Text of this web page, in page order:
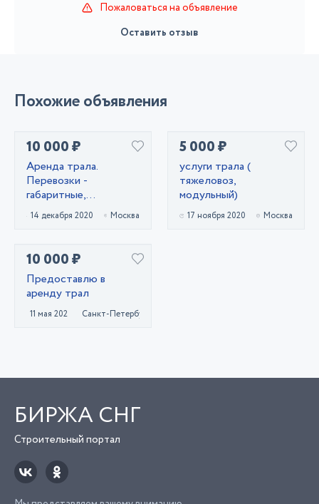
Пожаловаться на объявление
Оставить отзыв
Похожие объявления
10 000 ₽
Аренда трала.
Перевозки -
габаритные,
негабаритные
14 декабря 2020 Москва
5 000 ₽
услуги трала (
тяжеловоз,
модульный)
17 ноября 2020 Москва
10 000 ₽
Предоставлю в
аренду трал
11 мая 2023 Санкт-Петербург
БИРЖА СНГ
Строительный портал